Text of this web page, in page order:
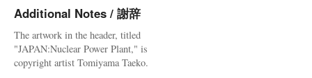
Additional Notes / 謝辞
The artwork in the header, titled
"JAPAN:Nuclear Power Plant," is
copyright artist Tomiyama Taeko.